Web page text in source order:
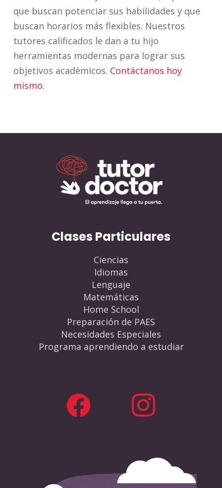
que buscan potenciar sus habilidades y que
buscan horarios más flexibles. Nuestros
tutores calificados le dan a tu hijo
herramientas modernas para lograr sus
objetivos académicos. Contáctanos hoy
mismo.
Clases Particulares
Ciencias
Idiomas
Lenguaje
Matemáticas
Home School
Preparación de PAES
Necesidades Especiales
Programa aprendiendo a estudiar